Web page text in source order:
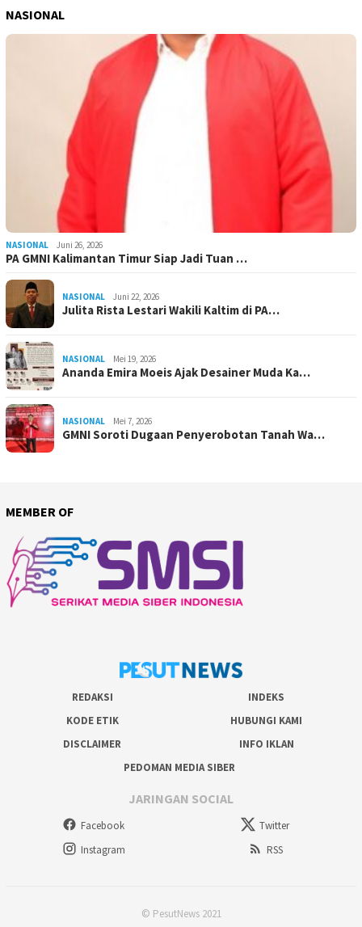
NASIONAL
NASIONAL Juni 26, 2026
PA GMNI Kalimantan Timur Siap Jadi Tuan …
NASIONAL Juni 22, 2026
Julita Rista Lestari Wakili Kaltim di PA…
NASIONAL Mei 19, 2026
Ananda Emira Moeis Ajak Desainer Muda Ka…
NASIONAL Mei 7, 2026
GMNI Soroti Dugaan Penyerobotan Tanah Wa…
MEMBER OF
REDAKSI
INDEKS
KODE ETIK
HUBUNGI KAMI
DISCLAIMER
INFO IKLAN
PEDOMAN MEDIA SIBER
JARINGAN SOCIAL
Facebook
Twitter
Instagram
RSS
© PesutNews 2021